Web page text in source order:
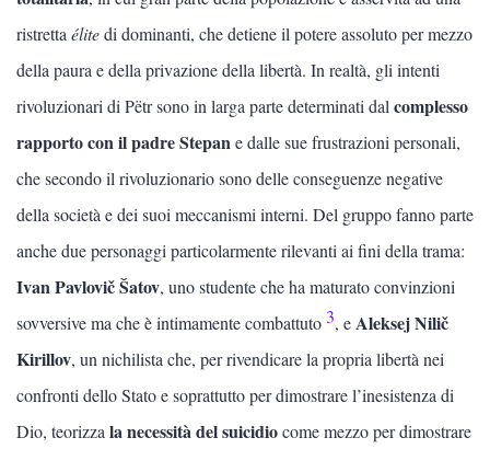
ristretta élitedi dominanti, che detiene il potere assoluto per mezzo
della paura e della privazione della libertà. In realtà, gli intenti
rivoluzionari di Pëtr sono in larga parte determinati dal complesso
rapporto con il padre Stepane dalle sue frustrazioni personali,
che secondo il rivoluzionario sono delle conseguenze negative
della società e dei suoi meccanismi interni. Del gruppo fanno parte
anche due personaggi particolarmente rilevanti ai fini della trama:
Ivan PavlovičŠatov, uno studente che ha maturato convinzioni
sovversive ma che è intimamente combattuto3, eAleksej Nilič
Kirillov, un nichilista che, per rivendicare la propria libertà nei
confronti dello Stato e soprattutto per dimostrare l’inesistenza di
Dio, teorizza la necessità del suicidiocome mezzo per dimostrare